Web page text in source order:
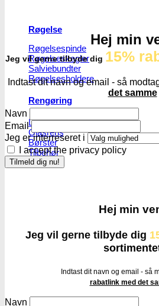
Røgelse
Røgelsespinde
Røgelseskegler
Salviebundter
Røgelsesholdere
Rengøring
Lugt- og duftfjernere
Glasrens
Børster
Tilbehør
Hej min
Jeg vil gerne tilbyde dig 15%
Indtast dit navn og email - så
det samme
Navn
Email
Jeg er interreseret i
I accept the privacy policy
Hej min
Jeg vil gerne tilbyde dig
Indtast dit navn og email - så
rabatlink med det
Navn